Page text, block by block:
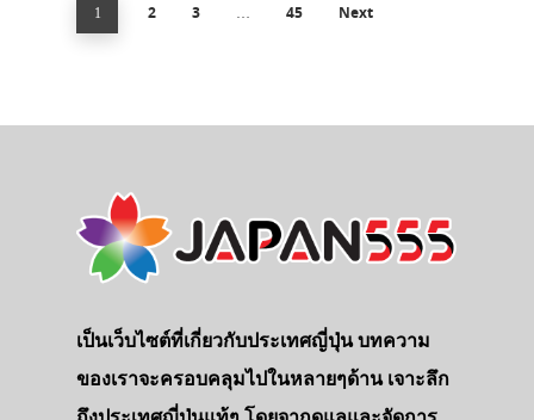
1 2 3 … 45 Next
เป็นเว็บไซต์ที่เกี่ยวกับประเทศญี่ปุ่น บทความ
ของเราจะครอบคลุมไปในหลายๆด้าน เจาะลึก